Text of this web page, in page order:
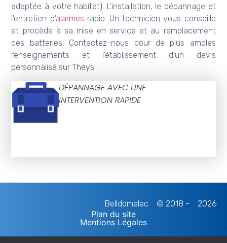
adaptée à votre habitat). L’installation, le dépannage et
l’entretien d’alarmes radio. Un technicien vous conseille
et procède à sa mise en service et au remplacement
des batteries. Contactez-nous pour de plus amples
renseignements et l’établissement d’un devis
personnalisé sur Theys.
DÉPANNAGE AVEC UNE
INTERVENTION RAPIDE
Belldomelec © 2018 - 2026
Plan du site
Mentions Légales